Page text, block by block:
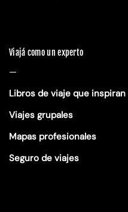
Viajá como un experto
—
Libros de viaje que inspiran
Viajes grupales
Mapas profesionales
Seguro de viajes